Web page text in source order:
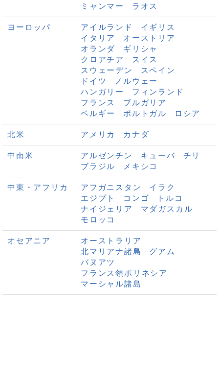
ミャンマー
ラオス
ヨーロッパ アイルランド
イギリス
イタリア
オーストリア
オランダ
ギリシャ
クロアチア
スイス
スウェーデン
スペイン
ドイツ
ノルウェー
ハンガリー
フィンランド
フランス
ブルガリア
ベルギー
ポルトガル ロシア
北米 アメリカ カナダ
中南米 アルゼンチン キューバ
チリ
ブラジル
メキシコ
中東・アフリカ アフガニスタン
イラク
エジプト
コンゴ
トルコ
ナイジェリア
マダガスカル
モロッコ
オセアニア
オーストラリア
北マリアナ諸島
グアム
バヌアツ
フランス領ポリネシア
マーシャル諸島